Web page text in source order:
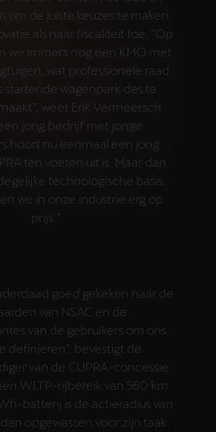
om de juiste keuzes te maken,
als naar fiscaliteit toe. “Op
we immers nog een KMO met
wat professionele raad
wagenpark des te
weet Erik Vermeersch
jong bedrijf met jonge
hoort nu eenmaal een jong
ten voeten uit is. Maar dan
technologische basis,
we in onze industrie erg op
prijs.”
goed gekeken naar de
van NSAC en de
van de gebruikers om ons
definiëren”, bevestigt de
van de CUPRA-concessie
WLTP-rijbereik van 560 km
batterij is de actieradius van
opgewassen voor zijn taak.